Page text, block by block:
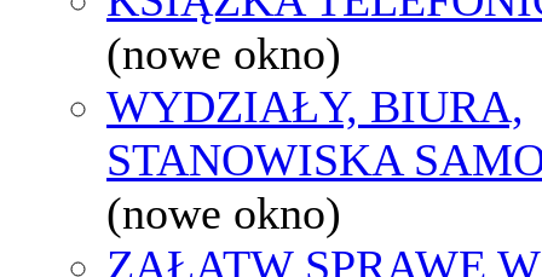
(nowe okno)
WYDZIAŁY, BIURA,
STANOWISKA
(nowe okno)
ZAŁATW SPRAWĘ W